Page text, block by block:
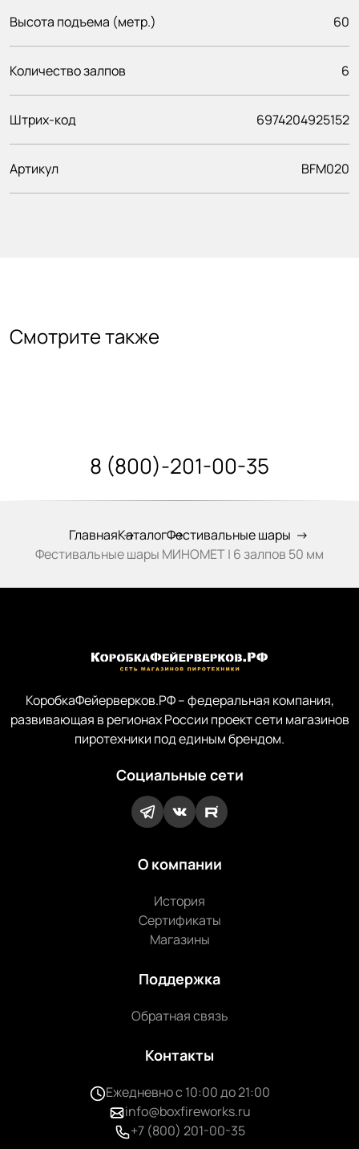
Высота подъема (метр.) 60
Количество залпов 6
Штрих-код 6974204925152
Артикул BFM020
Смотрите также
8 (800)-201-00-35
ГлавнаяКаталогФестивальные шары
Фестивальные шары МИНОМЕТ | 6 залпов 50 мм
КоробкаФейерверков.РФ – федеральная компания,
развивающая в регионах России проект сети магазинов
пиротехники под единым брендом.
Социальные сети
О компании
История
Сертификаты
Магазины
Поддержка
Обратная связь
Контакты
Ежедневно с 10:00 до 21:00
info@boxfireworks.ru
+7 (800) 201-00-35